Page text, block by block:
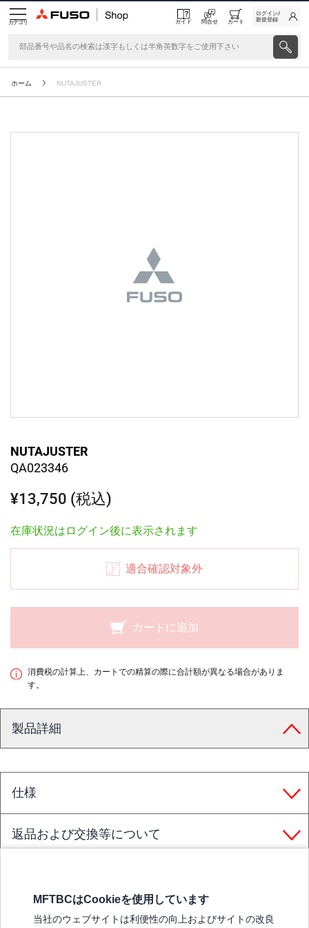
カテゴリ ガイド 問合せ カート
ログイン/
新規登録
ホーム NUTAJUSTER
NUTAJUSTER
QA023346
¥13,750 (税込)
在庫状況はログイン後に表示されます
適合確認対象外
カートに追加
消費税の計算上、カートでの精算の際に合計額が異なる場合がありま
す。
製品詳細
仕様
返品および交換等について
MFTBCはCookieを使用しています
当社のウェブサイトは利便性の向上およびサイトの改良